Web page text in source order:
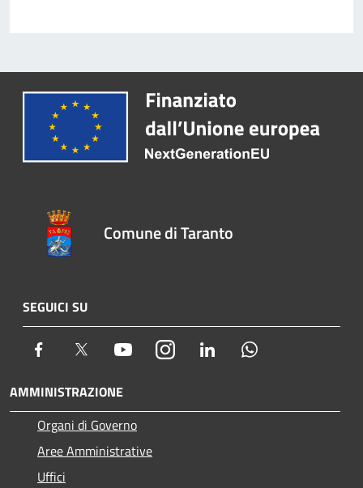
Comune di Taranto
SEGUICI SU
Facebook Twitter YoutubeInstagram LinkedIn
AMMINISTRAZIONE
Organi di Governo
Aree Amministrative
Uffici